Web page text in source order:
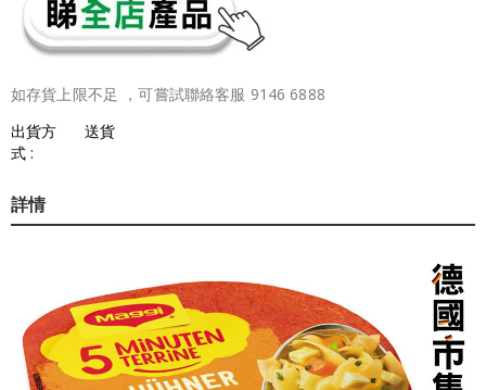
如存貨上限不足 ，可嘗試聯絡客服 9146 6888
出貨方
式 :
送貨
詳情